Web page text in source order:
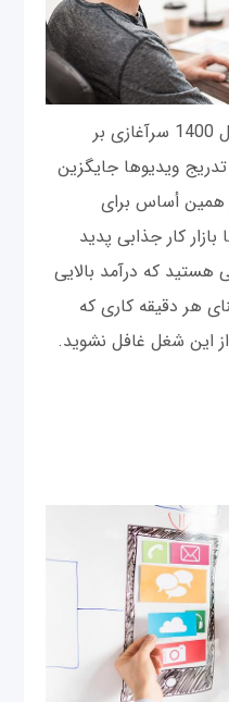
همان‌گونه که می‌دانید سال 1400 سرآغازی بر
ویدیوها جایگزین
همین أساس برای
کار جذابی پدید
هستید که درآمد بالایی
هر دقیقه کاری که
این شغل غافل نشوید.